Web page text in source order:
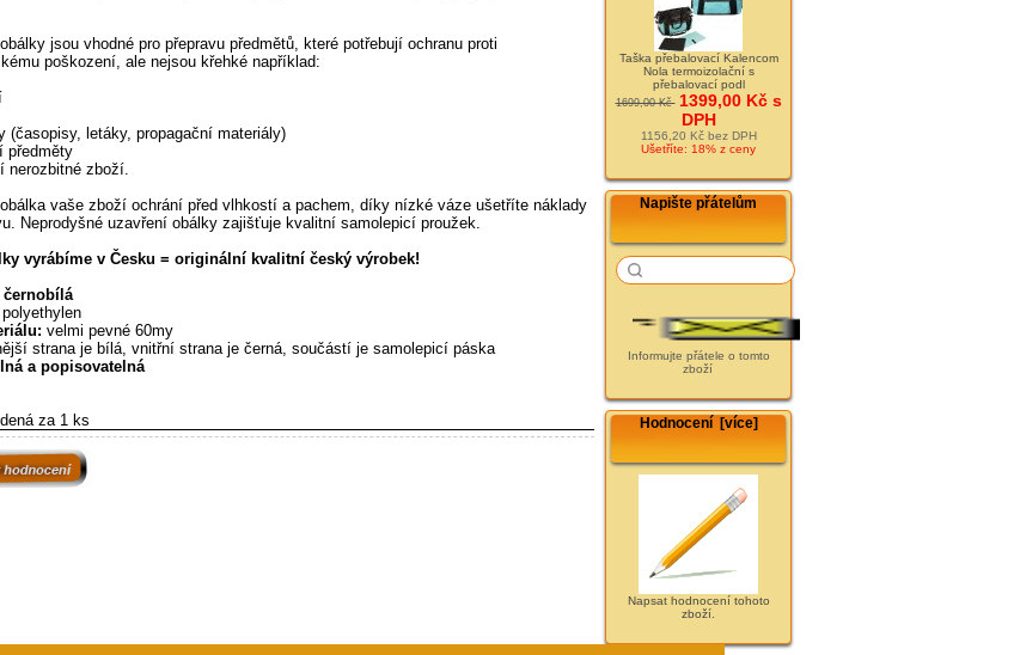
jsou vhodné pro přepravu předmětů, které potřebují ochranu proti
poškození, ale nejsou křehké například:
(časopisy, letáky, propagační materiály)
předměty
nerozbitné zboží.
vaše zboží ochrání před vlhkostí a pachem, díky nízké váze ušetříte náklady
Neprodyšné uzavření obálky zajišťuje kvalitní samolepicí proužek.
vyrábíme v Česku = originální kvalitní český výrobek!
černobílá
polyethylen
velmi pevné 60my
strana je bílá, vnitřní strana je černá, součástí je samolepicí páska
a popisovatelná
za 1 ks
Taška přebalovací Kalencom
Nola termoizolační s
přebalovací podl
1699,00 Kč 1399,00 Kč s
DPH
1156,20 Kč bez DPH
Ušetříte: 18% z ceny
Napište přátelům
Informujte přátele o tomto
zboží
Hodnocení [více]
Napsat hodnocení tohoto
zboží.